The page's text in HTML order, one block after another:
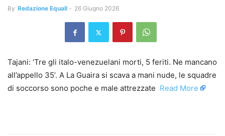
By Redazione Equall - 26 Giugno 2026
Tajani: ‘Tre gli italo-venezuelani morti, 5 feriti. Ne mancano
all’appello 35’. A La Guaira si scava a mani nude, le squadre
di soccorso sono poche e male attrezzate ​ Read More